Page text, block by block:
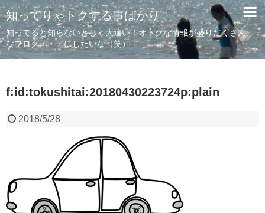
知ってりゃトクする事ばかり
知ってると知らないとじゃ大違い！オトクな情報が盛りだくさん
なブログ・・・にしたいな（笑）
f:id:tokushitai:20180430223724p:plain
2018/5/28